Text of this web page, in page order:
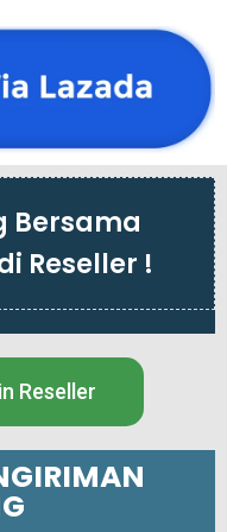
Bersama
Reseller !
Reseller